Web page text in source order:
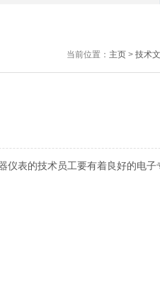
当前位置： 主页> 技术
仪表的技术员工要有着良好的电